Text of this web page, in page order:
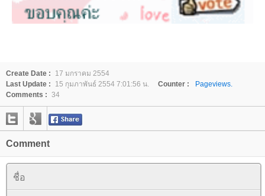
Create Date :
17 มกราคม 2554
Last Update :
15 กุมภาพันธ์ 2554 7:01:56 น. Counter :
Pageviews.
Comments : 34
Comment